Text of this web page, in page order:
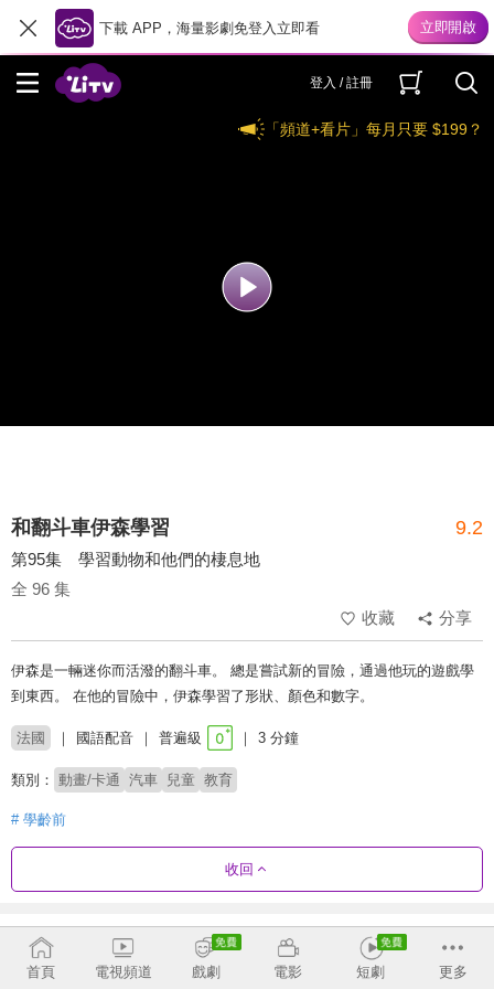
下載 APP，海量影劇免登入立即看
登入 / 註冊
「頻道+看片」每月只要 $199？
和翻斗車伊森學習 9.2
第95集 學習動物和他們的棲息地
全 96 集
收藏
分享
伊森是一輛迷你而活潑的翻斗車。 總是嘗試新的冒險，通過他玩的遊戲學
到東西。 在他的冒險中，伊森學習了形狀、顏色和數字。
法國 國語配音 普遍級 3 分鐘
類別： 動畫/卡通 汽車 兒童 教育
# 學齡前
收回
劇集列表
1 - 36 37 - 72 73 - 96
首頁 電視頻道 戲劇 電影 短劇 更多